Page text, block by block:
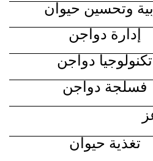
وتحسين حيوان
إدارة دواجن
تكنولوجيا دواجن
فسلجة دواجن
تغذية حيوان